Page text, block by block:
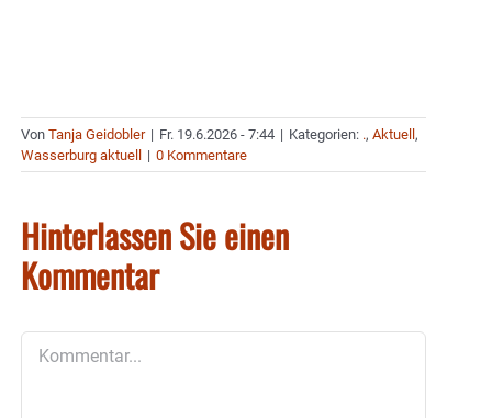
Von Tanja Geidobler | Fr. 19.6.2026 - 7:44 | Kategorien: ., Aktuell ,
Wasserburg aktuell
| 0 Kommentare
Hinterlassen Sie einen
Kommentar